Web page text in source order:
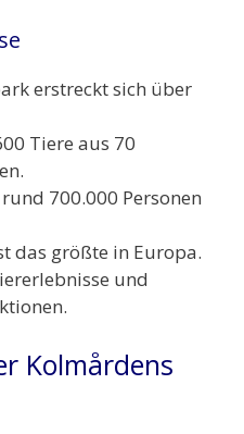
erstreckt sich über
Tiere aus 70
700.000 Personen
das größte in Europa.
und
Kolmårdens